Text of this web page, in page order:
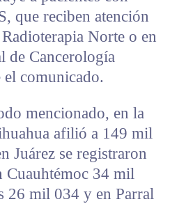
que reciben atención
Norte o en
de Cancerología
el comunicado.
mencionado, en la
afilió a 149 mil
Juárez se registraron
Cuauhtémoc 34 mil
26 mil 034 y en Parral